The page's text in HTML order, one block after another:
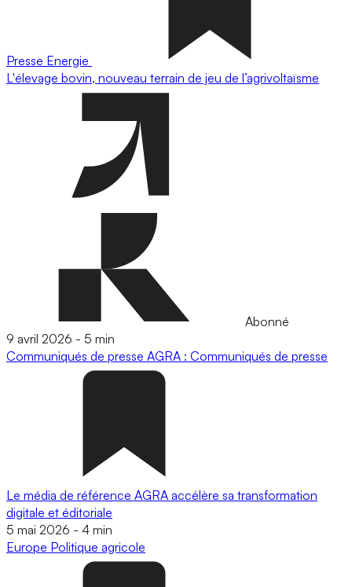
Presse Energie
L'élevage bovin, nouveau terrain de jeu de l’agrivoltaïsme
Abonné
9 avril 2026 - 5 min
Communiqués de presse AGRA : Communiqués de presse
Le média de référence AGRA accélère sa transformation
digitale et éditoriale
5 mai 2026 - 4 min
Europe Politique agricole